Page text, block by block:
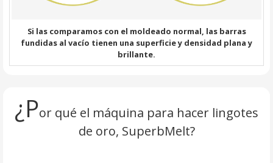
Si las comparamos con el moldeado normal, las barras
fundidas al vacío tienen una superficie y densidad plana y
brillante.
¿Por qué el máquina para hacer lingotes
de oro, SuperbMelt?